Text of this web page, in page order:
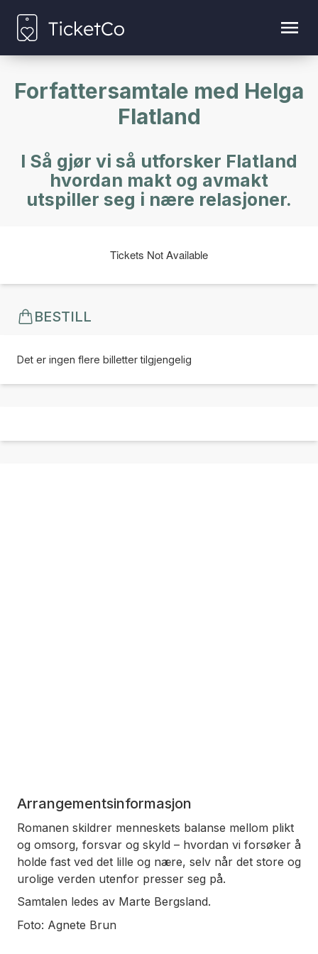
Forfattersamtale med Helga
Flatland
I Så gjør vi så utforsker Flatland
hvordan makt og avmakt
utspiller seg i nære relasjoner.
Tickets Not Available
BESTILL
Det er ingen flere billetter tilgjengelig
Arrangementsinformasjon
Romanen skildrer menneskets balanse mellom plikt
og omsorg, forsvar og skyld – hvordan vi forsøker å
holde fast ved det lille og nære, selv når det store og
urolige verden utenfor presser seg på.
Samtalen ledes av Marte Bergsland.
Foto: Agnete Brun